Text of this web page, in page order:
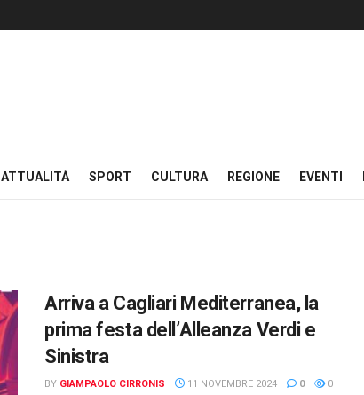
ATTUALITÀ SPORT CULTURA REGIONE EVENTI
Arriva a Cagliari Mediterranea, la
prima festa dell’Alleanza Verdi e
Sinistra
BY GIAMPAOLO CIRRONIS 11 NOVEMBRE 2024 0 0